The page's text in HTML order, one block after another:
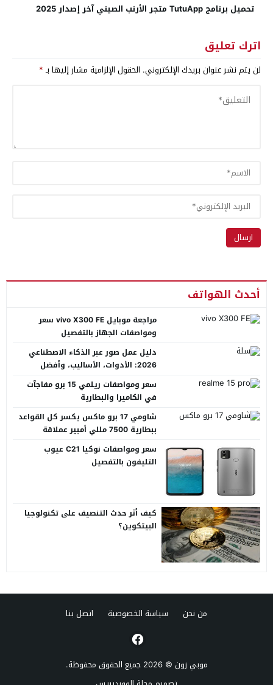
تحميل برنامج TutuApp متجر الأرنب الصيني آخر إصدار 2025
اترك تعليق
لن يتم نشر عنوان بريدك الإلكتروني. الحقول الإلزامية مشار إليها بـ*
أحدث الهواتف
مراجعة موبايل vivo X300 FE سعر
ومواصفات الجهاز بالتفصيل
دليل عمل صور عبر الذكاء الاصطناعي
2026: الأدوات، الأساليب، وأفضل
سعر ومواصفات ريلمي 15 برو مفاجآت
في الكاميرا والبطارية
شاومي 17 برو ماكس يكسر كل القواعد
ببطارية 7500 مللي أمبير عملاقة
سعر ومواصفات نوكيا C21 عيوب
التليفون بالتفصيل
كيف أثر حدث التنصيف على تكنولوجيا
البيتكوين؟
من نحن سياسة الخصوصية اتصل بنا
موبي زون © 2026 جميع الحقوق محفوظة.